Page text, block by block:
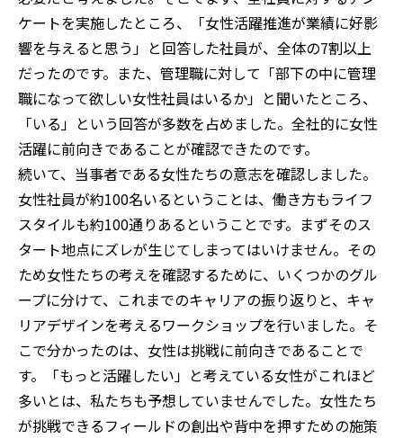
ケートを実施したところ、「女性活躍推進が業績に好影
響を与えると思う」と回答した社員が、全体の7割以上
だったのです。また、管理職に対して「部下の中に管理
職になって欲しい女性社員はいるか」と聞いたところ、
「いる」という回答が多数を占めました。全社的に女性
活躍に前向きであることが確認できたのです。
続いて、当事者である女性たちの意志を確認しました。
女性社員が約100名いるということは、働き方もライフ
スタイルも約100通りあるということです。まずそのス
タート地点にズレが生じてしまってはいけません。その
ため女性たちの考えを確認するために、いくつかのグル
ープに分けて、これまでのキャリアの振り返りと、キャ
リアデザインを考えるワークショップを行いました。そ
こで分かったのは、女性は挑戦に前向きであることで
す。「もっと活躍したい」と考えている女性がこれほど
多いとは、私たちも予想していませんでした。女性たち
が挑戦できるフィールドの創出や背中を押すための施策